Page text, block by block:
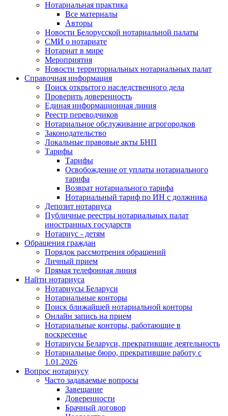
Нотариальная практика
Все материалы
Авторы
Новости Белорусской нотариальной палаты
СМИ о нотариате
Нотариат в мире
Мероприятия
Новости территориальных нотариальных палат
Справочная информация
Поиск открытого наследственного дела
Проверить доверенность
Единая информационная линия
Реестр переводчиков
Нотариальное обслуживание агрогородков
Законодательство
Локальные правовые акты БНП
Тарифы
Тарифы
Освобождение от уплаты нотариального
тарифа
Возврат нотариального тарифа
Нотариальный тариф по ИН с должника
Депозит нотариуса
Публичные реестры нотариальных палат
иностранных государств
Нотариус - детям
Обращения граждан
Порядок рассмотрения обращений
Личный прием
Прямая телефонная линия
Найти нотариуса
Нотариусы Беларуси
Нотариальные конторы
Поиск ближайшей нотариальной конторы
Онлайн запись на прием
Нотариальные конторы, работающие в
воскресенье
Нотариусы Беларуси, прекратившие деятельность
Нотариальные бюро, прекратившие работу с
1.01.2026
Вопрос нотариусу
Часто задаваемые вопросы
Завещание
Доверенности
Брачный договор